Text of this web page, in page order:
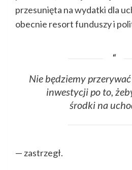
przesunięta na wydatki dla
obecnie resort funduszy i
Nie będziemy
inwestycji po to,
środki na
— zastrzegł.